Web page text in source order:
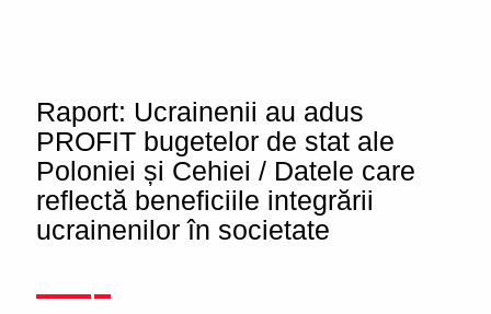
Raport: Ucrainenii au adus
PROFIT bugetelor de stat ale
Poloniei și Cehiei / Datele care
reflectă beneficiile integrării
ucrainenilor în societate